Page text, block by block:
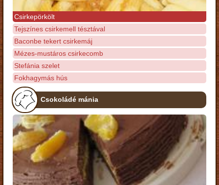
Csirkepörkölt
Tejszínes csirkemell tésztával
Baconbe tekert csirkemáj
Mézes-mustáros csirkecomb
Stefánia szelet
Fokhagymás hús
Csokoládé mánia